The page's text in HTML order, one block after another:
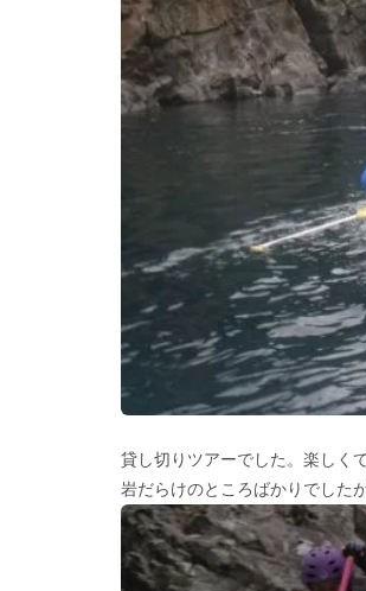
貸し切りツアーでした。楽しく
岩だらけのところばかりでした